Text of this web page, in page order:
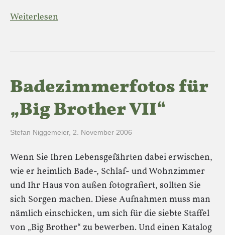
Weiterlesen
Badezimmerfotos für
„Big Brother VII“
Stefan Niggemeier, 2. November 2006
Wenn Sie Ihren Lebensgefährten dabei erwischen,
wie er heimlich Bade-, Schlaf- und Wohnzimmer
und Ihr Haus von außen fotografiert, sollten Sie
sich Sorgen machen. Diese Aufnahmen muss man
nämlich einschicken, um sich für die siebte Staffel
von „Big Brother“ zu bewerben. Und einen Katalog